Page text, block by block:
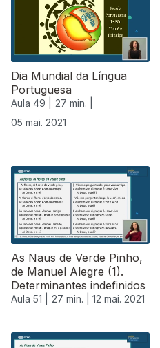
Dia Mundial da Língua
Portuguesa
Aula 49 |
27 min. |
05 mai. 2021
As Naus de Verde Pinho,
de Manuel Alegre (1).
Determinantes indefinidos
Aula 51 | 27 min. | 12 mai. 2021